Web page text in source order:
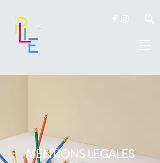
MENTIONS LEGALES